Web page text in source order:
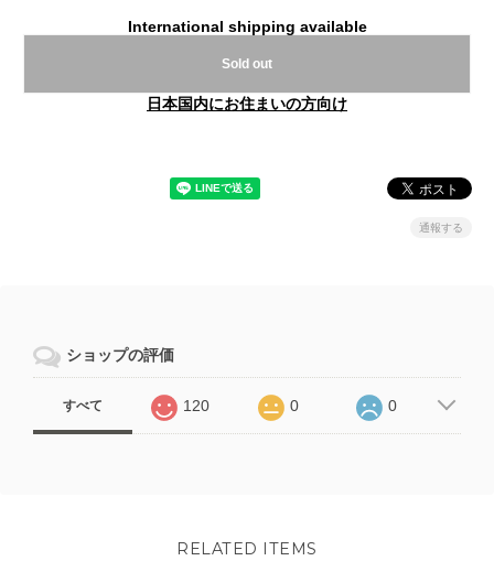
International shipping available
Sold out
日本国内にお住まいの方向け
通報する
ショップの評価
すべて 120 0 0
RELATED ITEMS